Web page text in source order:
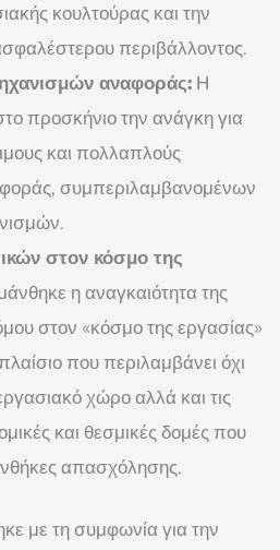
κουλτούρας και την
περιβάλλοντος.
αναφοράς: Η
προσκήνιο την ανάγκη για
και πολλαπλούς
συμπεριλαμβανομένων
στον κόσμο της
η αναγκαιότητα της
στον «κόσμο της εργασίας»
που περιλαμβάνει όχι
χώρο αλλά και τις
και θεσμικές δομές που
απασχόλησης.
με τη συμφωνία για την